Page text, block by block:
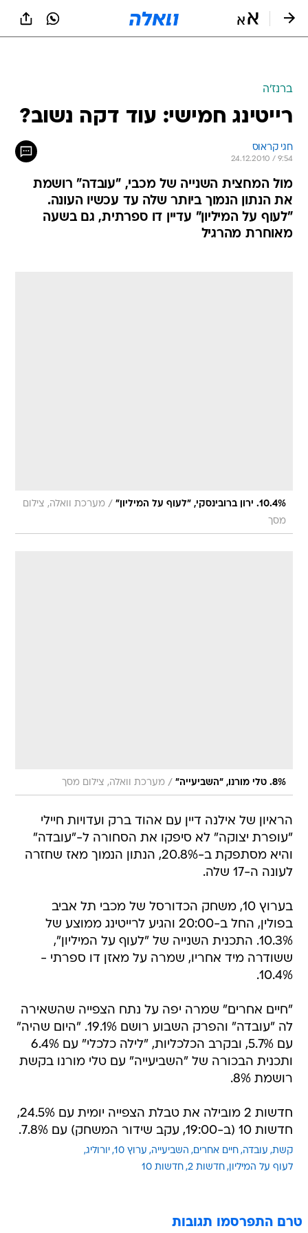
ברנז'ה
רייטינג חמישי: עוד דקה נשוב?
חגי קראוס
24.12.2010 / 9:54
מול המחצית השנייה של מכבי, "עובדה" רושמת
את הנתון הנמוך ביותר שלה עד עכשיו העונה.
"לעוף על המיליון" עדיין דו ספרתית, גם בשעה
מאוחרת מהרגיל
10.4%. ירון ברובינסקי, "לעוף על המיליון" / מערכת וואלה, צילום
מסך
8%. טלי מורנו, "השביעייה" / מערכת וואלה, צילום מסך
הראיון של אילנה דיין עם אהוד ברק ועדויות חיילי
"עופרת יצוקה" לא סיפקו את הסחורה ל-"עובדה"
והיא מסתפקת ב-20.8%, הנתון הנמוך מאז שחזרה
לעונה ה-17 שלה.
בערוץ 10, משחק הכדורסל של מכבי תל אביב
בפולין, החל ב-20:00 והגיע לרייטינג ממוצע של
10.3%. התכנית השנייה של "לעוף על המיליון",
ששודרה מיד אחריו, שמרה על מאזן דו ספרתי -
10.4%.
"חיים אחרים" שמרה יפה על נתח הצפייה שהשאירה
לה "עובדה" והפרק השבוע רושם 19.1%. "היום שהיה"
עם 5.7%, ובקרב הכלכליות, "לילה כלכלי" עם 6.4%
ותכנית הבכורה של "השביעייה" עם טלי מורנו בקשת
רושמת 8%.
חדשות 2 מובילה את טבלת הצפייה יומית עם 24.5%,
חדשות 10 (ב-19:00, עקב שידור המשחק) עם 7.8%.
קשת עובדה חיים אחרים השביעייה ערוץ 10
יורוליג
לעוף על המיליון חדשות 2 חדשות 10
טרם התפרסמו תגובות